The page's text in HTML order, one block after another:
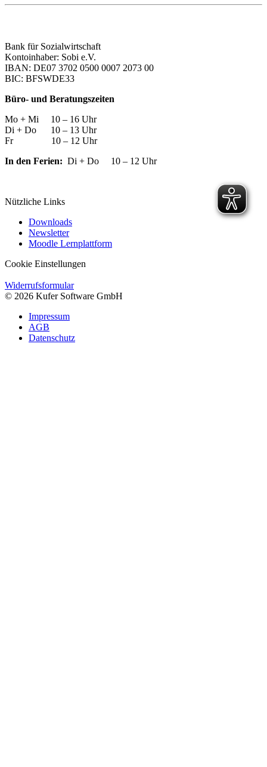
Bank für Sozialwirtschaft
Kontoinhaber: Sobi e.V.
IBAN: DE07 3702 0500 0007 2073 00
BIC: BFSWDE33
Büro- und Beratungszeiten
Mo + Mi 10 – 16 Uhr
Di + Do 10 – 13 Uhr
Fr 10 – 12 Uhr
In den Ferien: Di + Do 10 – 12 Uhr
Nützliche Links
Downloads
Newsletter
Moodle Lernplattform
Cookie Einstellungen
Widerrufsformular
© 2026 Kufer Software GmbH
Impressum
AGB
Datenschutz